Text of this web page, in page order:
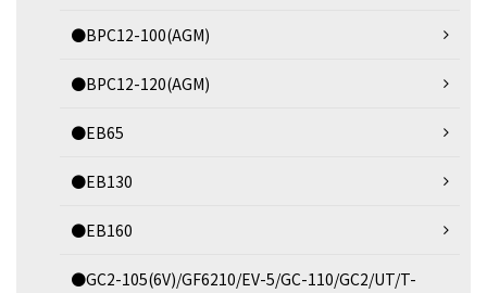
●BPC12-100(AGM)
●BPC12-120(AGM)
●EB65
●EB130
●EB160
●GC2-105(6V)/GF6210/EV-5/GC-110/GC2/UT/T-